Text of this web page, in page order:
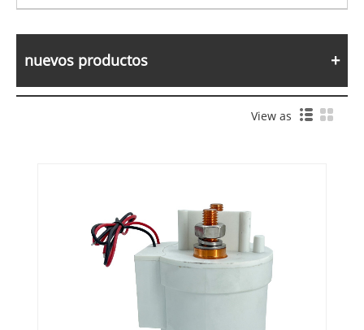
nuevos productos
View as